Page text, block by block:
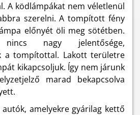
A ködlámpákat nem véletlenül
szerelni. A tompított fény
előnyét öli meg sötétben.
nincs nagy jelentősége,
a tompítottal. Lakott területre
kikapcsoljuk. Így nem járunk
marad bekapcsolva
amelyekre gyárilag kettő